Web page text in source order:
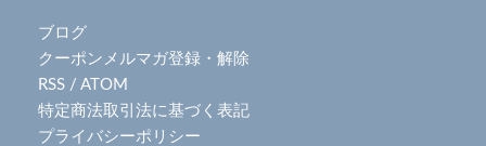
ブログ
クーポンメルマガ登録・解除
RSS / ATOM
特定商法取引法に基づく表記
プライバシーポリシー